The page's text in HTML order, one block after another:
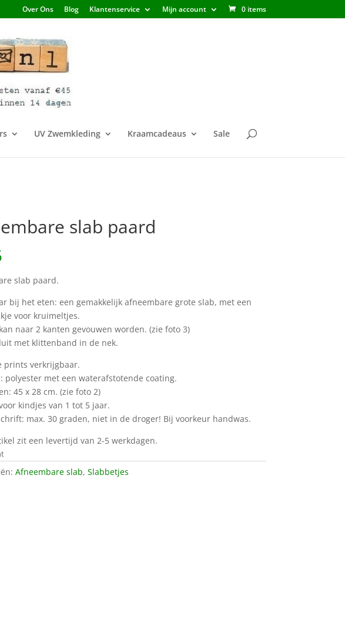
Over Ons Blog Klantenservice Mijn account 0 items
UV Zwemkleding Kraamcadeaus Sale
slab paard
slab paard.
bij het eten: een gemakkelijk afneembare grote slab, met een
voor kruimeltjes.
naar 2 kanten gevouwen worden. (zie foto 3)
met klittenband in de nek.
prints verkrijgbaar.
polyester met een waterafstotende coating.
45 x 28 cm. (zie foto 2)
kindjes van 1 tot 5 jaar.
max. 30 graden, niet in de droger! Bij voorkeur handwas.
zit een levertijd van 2-5 werkdagen.
Afneembare slab, Slabbetjes